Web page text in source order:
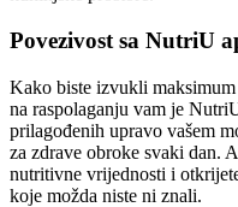
Povezivost sa NutriU
Kako biste izvukli
na raspolaganju vam je
prilagođenih upravo vašem
za zdrave obroke svaki dan.
nutritivne vrijednosti i
koje možda niste ni znali.